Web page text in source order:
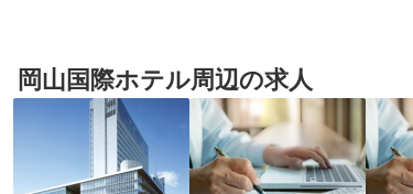
い、心温まるおもてなしを提供する
ことを大切にしています。 フロン
ト業務からお客様対応、予約管理ま
で、お客様の滞在をより快適にする
ための様々な業務に携わっていただ
きます。 あなたの細やかな気配り
や笑顔が、お客様にとって忘れられ
ない思い出となるでしょう。 お客
様の「ありがとう」が直接聞ける、
やりがいのあるお仕事です。 ーー
営マネージャーを募集しています。
予約受付からチェックイン・アウト
対応、スタッフ教育、施設管理ま
で、ホテル運営の中核を担っていた
だきます。 最新のスマホセルフチ
ェックインシステムなど、DXを積
極的に推進し、効率的な運営を実
現！ ホテル・飲食業界でのご経験
を活かし、おもてなしの心を大切に
しながら、新しいホテル体験を創造
7.67h、
る環境
ートします。 【この企
ついて
い外資系
社。世界
チェーン
世界基
岡山国際ホテル周辺の求人